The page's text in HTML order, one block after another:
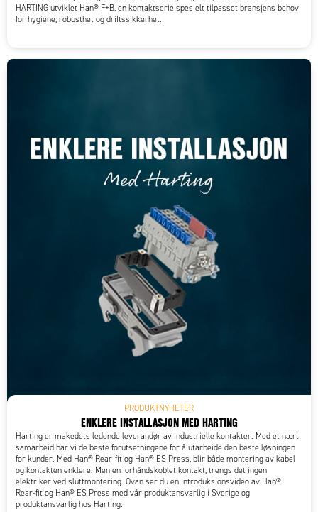
HARTING utviklet Han® F+B, en kontaktserie spesielt tilpasset bransjens behov
for hygiene, robusthet og driftssikkerhet.
PRODUKTNYHETER
ENKLERE INSTALLASJON MED HARTING
Harting er makedets ledende leverandør av industrielle kontakter. Med et nært
samarbeid har vi de beste forutsetningene for å utarbeide den beste løsningen
for kunder. Med Han® Rear-fit og Han® ES Press, blir både montering av kabel
og kontakten enklere. Men en forhåndskoblet kontakt, trengs det ingen
elektriker ved sluttmontering. Ovan ser du en introduksjonsvideo av Han®
Rear-fit og Han® ES Press med vår produktansvarlig i Sverige og
produktansvarlig hos Harting.